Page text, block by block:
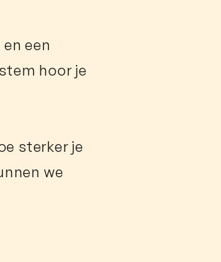
een
hoor je
sterker je
we